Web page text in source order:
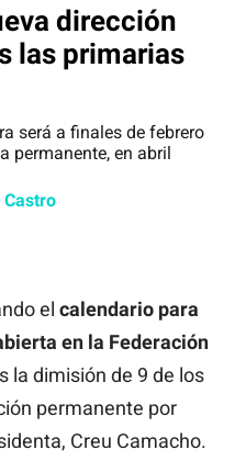
dirección
las primarias
será a finales de febrero
permanente, en abril
Castro
el calendario para
en la Federación
la dimisión de 9 de los
permanente por
Creu Camacho.